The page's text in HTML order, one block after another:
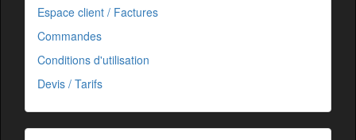
Espace client / Factures
Commandes
Conditions d'utilisation
Devis / Tarifs